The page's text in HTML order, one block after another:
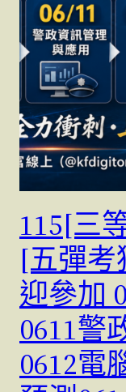
115[三
[五彈
迎參加
0611警
0612電